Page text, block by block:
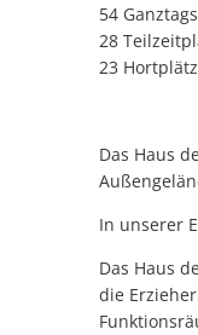
54
28
23
Das Haus
In unserer
Das Haus
die